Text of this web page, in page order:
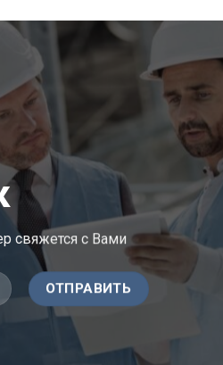
свяжется с Вами